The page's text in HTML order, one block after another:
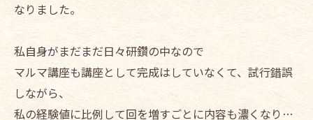
なりました。
私自身がまだまだ日々研鑽の中なので
マルマ講座も講座として完成はしていなくて、試行錯誤
しながら、
私の経験値に比例して回を増すごとに内容も濃くなり…